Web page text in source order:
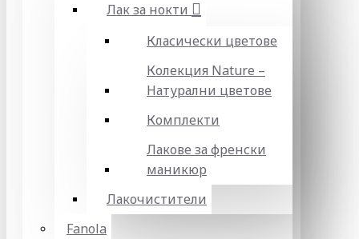
Лак за нокти
Класически цветове
Колекция Nature –
Натурални цветове
Комплекти
Лакове за френски
маникюр
Лакочистители
Fanola